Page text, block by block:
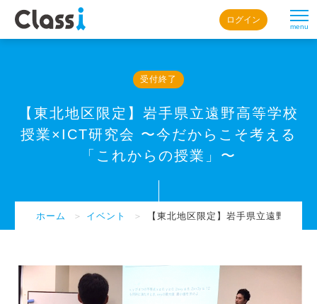
menu
ログイン
受付終了
【東北地区限定】岩手県立遠野高等学校
授業×ICT研究会 〜今だからこそ考える
「これからの授業」〜
ホーム ＞ イベント ＞ 【東北地区限定】岩手県立遠野高等